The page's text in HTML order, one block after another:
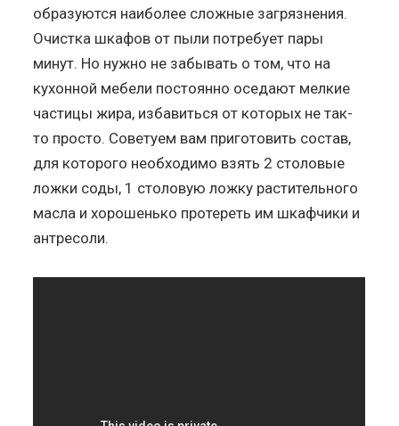
образуются наиболее сложные загрязнения.
Очистка шкафов от пыли потребует пары
минут. Но нужно не забывать о том, что на
кухонной мебели постоянно оседают мелкие
частицы жира, избавиться от которых не так-
то просто. Советуем вам приготовить состав,
для которого необходимо взять 2 столовые
ложки соды, 1 столовую ложку растительного
масла и хорошенько протереть им шкафчики и
антресоли.